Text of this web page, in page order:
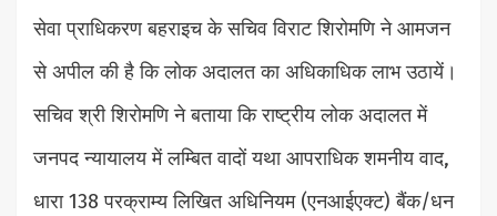
सेवा प्राधिकरण बहराइच के सचिव विराट शिरोमणि ने आमजन
से अपील की है कि लोक अदालत का अधिकाधिक लाभ उठायें।
सचिव श्री शिरोमणि ने बताया कि राष्ट्रीय लोक अदालत में
जनपद न्यायालय में लम्बित वादों यथा आपराधिक शमनीय वाद,
धारा 138 परक्राम्य लिखित अधिनियम (एनआईएक्ट) बैंक/धन